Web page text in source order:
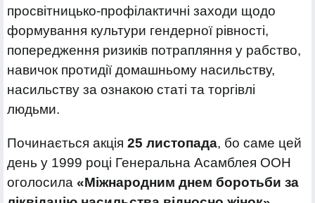
просвітницько-профілактичні заходи щодо
формування культури гендерної рівності,
попередження ризиків потрапляння у рабство,
навичок протидії домашньому насильству,
насильству за ознакою статі та торгівлі
людьми.
Починається акція 25 листопада, бо саме цей
день у 1999 році Генеральна Асамблея ООН
оголосила «Міжнародним днем боротьби за